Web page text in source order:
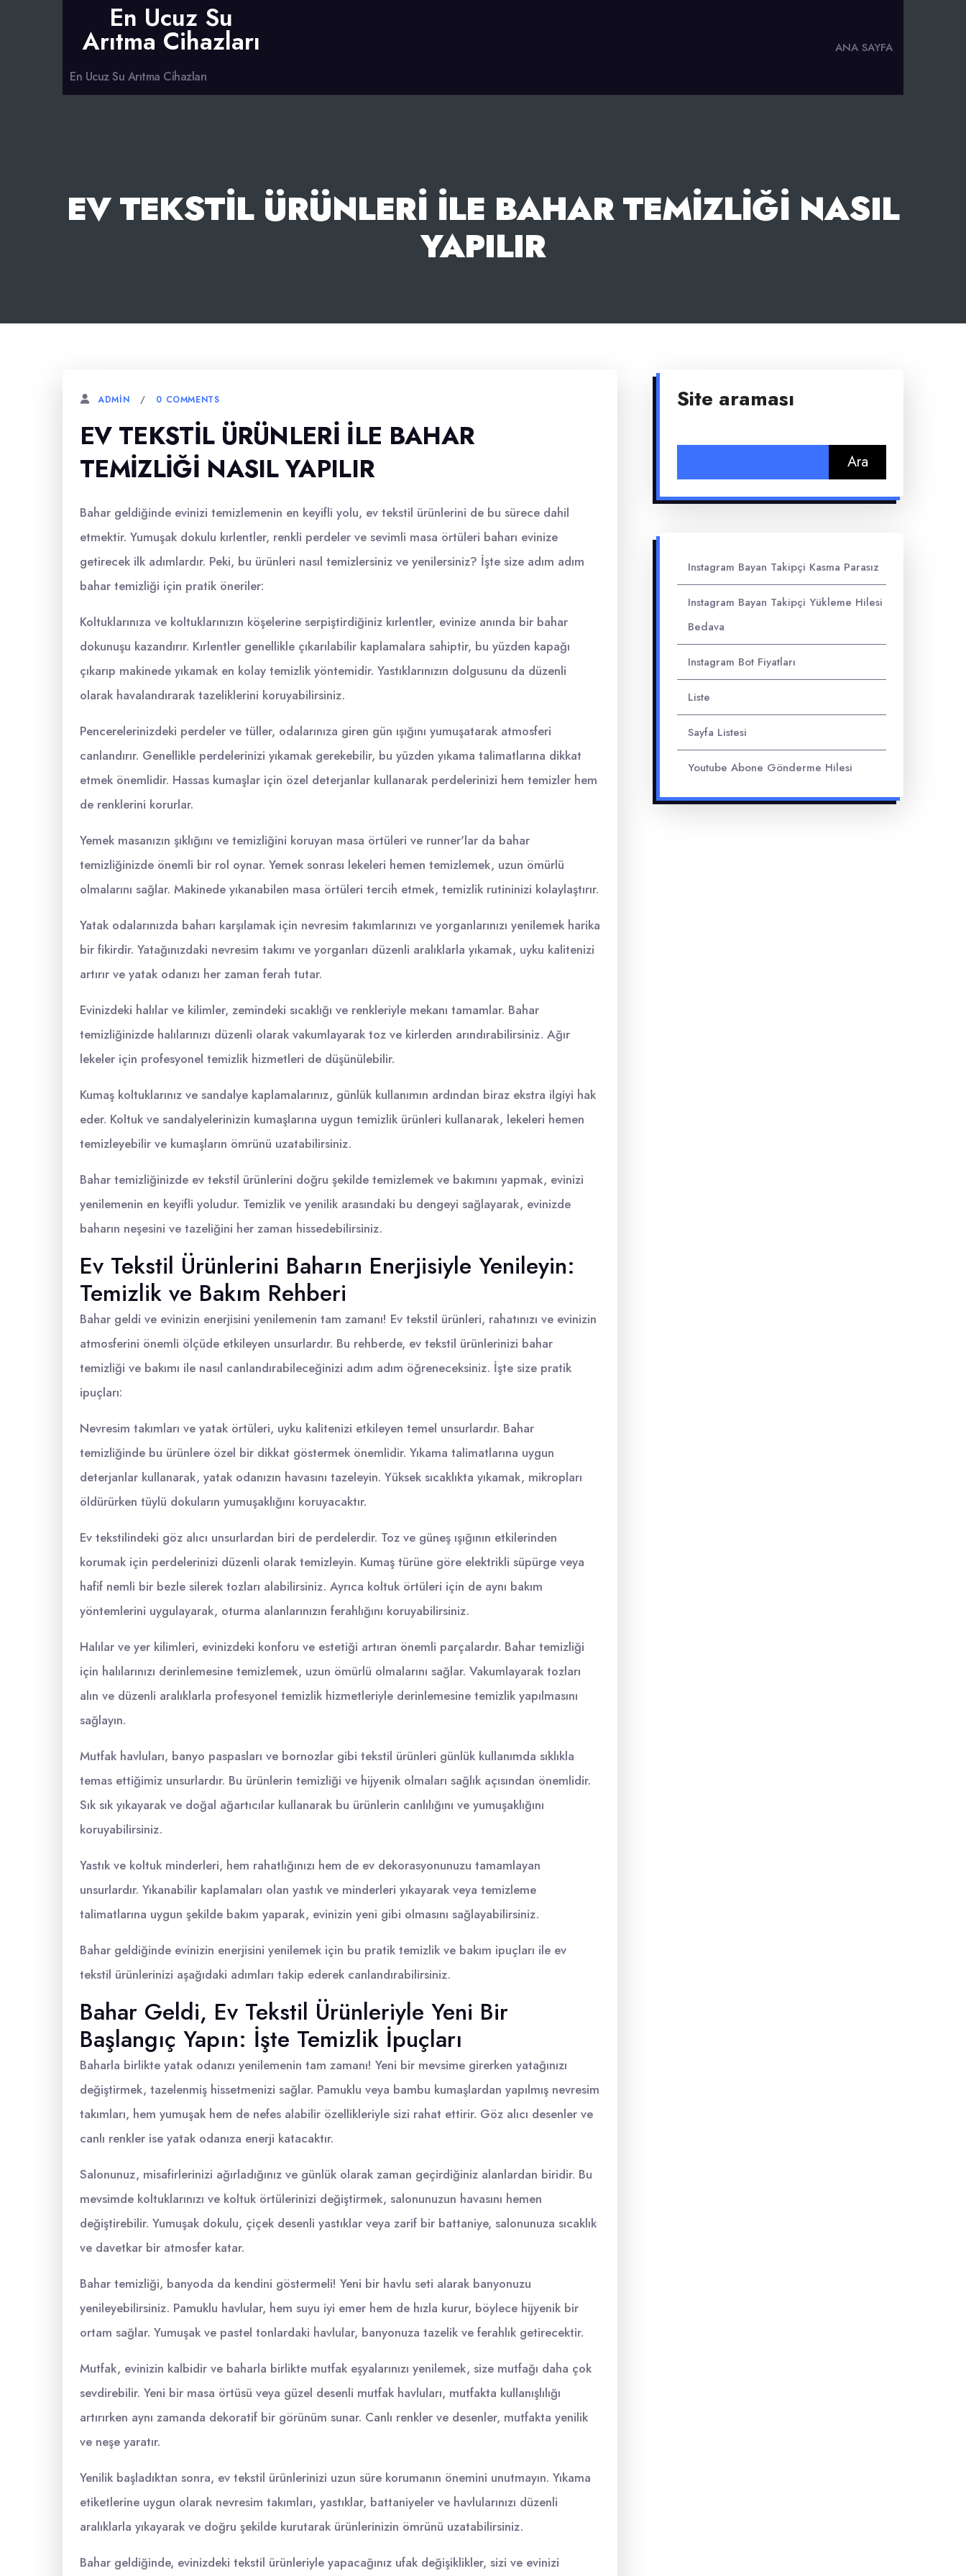
En Ucuz Su
Arıtma Cihazları
En Ucuz Su Arıtma Cihazları
ANA SAYFA
EV TEKSTIL ÜRÜNLERI ILE BAHAR TEMIZLIĞI NASIL
YAPILIR
ADMIN 0 COMMENTS
EV TEKSTIL ÜRÜNLERI ILE BAHAR
TEMIZLIĞI NASIL YAPILIR
Bahar geldiğinde evinizi temizlemenin en keyifli yolu, ev tekstil ürünlerini de bu sürece dahil
etmektir. Yumuşak dokulu kırlentler, renkli perdeler ve sevimli masa örtüleri baharı evinize
getirecek ilk adımlardır. Peki, bu ürünleri nasıl temizlersiniz ve yenilersiniz? İşte size adım adım
bahar temizliği için pratik öneriler:
Koltuklarınıza ve koltuklarınızın köşelerine serpiştirdiğiniz kırlentler, evinize anında bir bahar
dokunuşu kazandırır. Kırlentler genellikle çıkarılabilir kaplamalara sahiptir, bu yüzden kapağı
çıkarıp makinede yıkamak en kolay temizlik yöntemidir. Yastıklarınızın dolgusunu da düzenli
olarak havalandırarak tazeliklerini koruyabilirsiniz.
Pencerelerinizdeki perdeler ve tüller, odalarınıza giren gün ışığını yumuşatarak atmosferi
canlandırır. Genellikle perdelerinizi yıkamak gerekebilir, bu yüzden yıkama talimatlarına dikkat
etmek önemlidir. Hassas kumaşlar için özel deterjanlar kullanarak perdelerinizi hem temizler hem
de renklerini korurlar.
Yemek masanızın şıklığını ve temizliğini koruyan masa örtüleri ve runner'lar da bahar
temizliğinizde önemli bir rol oynar. Yemek sonrası lekeleri hemen temizlemek, uzun ömürlü
olmalarını sağlar. Makinede yıkanabilen masa örtüleri tercih etmek, temizlik rutininizi kolaylaştırır.
Yatak odalarınızda baharı karşılamak için nevresim takımlarınızı ve yorganlarınızı yenilemek harika
bir fikirdir. Yatağınızdaki nevresim takımı ve yorganları düzenli aralıklarla yıkamak, uyku kalitenizi
artırır ve yatak odanızı her zaman ferah tutar.
Evinizdeki halılar ve kilimler, zemindeki sıcaklığı ve renkleriyle mekanı tamamlar. Bahar
temizliğinizde halılarınızı düzenli olarak vakumlayarak toz ve kirlerden arındırabilirsiniz. Ağır
lekeler için profesyonel temizlik hizmetleri de düşünülebilir.
Kumaş koltuklarınız ve sandalye kaplamalarınız, günlük kullanımın ardından biraz ekstra ilgiyi hak
eder. Koltuk ve sandalyelerinizin kumaşlarına uygun temizlik ürünleri kullanarak, lekeleri hemen
temizleyebilir ve kumaşların ömrünü uzatabilirsiniz.
Bahar temizliğinizde ev tekstil ürünlerini doğru şekilde temizlemek ve bakımını yapmak, evinizi
yenilemenin en keyifli yoludur. Temizlik ve yenilik arasındaki bu dengeyi sağlayarak, evinizde
baharın neşesini ve tazeliğini her zaman hissedebilirsiniz.
Ev Tekstil Ürünlerini Baharın Enerjisiyle Yenileyin:
Temizlik ve Bakım Rehberi
Bahar geldi ve evinizin enerjisini yenilemenin tam zamanı! Ev tekstil ürünleri, rahatınızı ve evinizin
atmosferini önemli ölçüde etkileyen unsurlardır. Bu rehberde, ev tekstil ürünlerinizi bahar
temizliği ve bakımı ile nasıl canlandırabileceğinizi adım adım öğreneceksiniz. İşte size pratik
ipuçları:
Nevresim takımları ve yatak örtüleri, uyku kalitenizi etkileyen temel unsurlardır. Bahar
temizliğinde bu ürünlere özel bir dikkat göstermek önemlidir. Yıkama talimatlarına uygun
deterjanlar kullanarak, yatak odanızın havasını tazeleyin. Yüksek sıcaklıkta yıkamak, mikropları
öldürürken tüylü dokuların yumuşaklığını koruyacaktır.
Ev tekstilindeki göz alıcı unsurlardan biri de perdelerdir. Toz ve güneş ışığının etkilerinden
korumak için perdelerinizi düzenli olarak temizleyin. Kumaş türüne göre elektrikli süpürge veya
hafif nemli bir bezle silerek tozları alabilirsiniz. Ayrıca koltuk örtüleri için de aynı bakım
yöntemlerini uygulayarak, oturma alanlarınızın ferahlığını koruyabilirsiniz.
Halılar ve yer kilimleri, evinizdeki konforu ve estetiği artıran önemli parçalardır. Bahar temizliği
için halılarınızı derinlemesine temizlemek, uzun ömürlü olmalarını sağlar. Vakumlayarak tozları
alın ve düzenli aralıklarla profesyonel temizlik hizmetleriyle derinlemesine temizlik yapılmasını
sağlayın.
Mutfak havluları, banyo paspasları ve bornozlar gibi tekstil ürünleri günlük kullanımda sıklıkla
temas ettiğimiz unsurlardır. Bu ürünlerin temizliği ve hijyenik olmaları sağlık açısından önemlidir.
Sık sık yıkayarak ve doğal ağartıcılar kullanarak bu ürünlerin canlılığını ve yumuşaklığını
koruyabilirsiniz.
Yastık ve koltuk minderleri, hem rahatlığınızı hem de ev dekorasyonunuzu tamamlayan
unsurlardır. Yıkanabilir kaplamaları olan yastık ve minderleri yıkayarak veya temizleme
talimatlarına uygun şekilde bakım yaparak, evinizin yeni gibi olmasını sağlayabilirsiniz.
Bahar geldiğinde evinizin enerjisini yenilemek için bu pratik temizlik ve bakım ipuçları ile ev
tekstil ürünlerinizi aşağıdaki adımları takip ederek canlandırabilirsiniz.
Bahar Geldi, Ev Tekstil Ürünleriyle Yeni Bir
Başlangıç Yapın: İşte Temizlik İpuçları
Baharla birlikte yatak odanızı yenilemenin tam zamanı! Yeni bir mevsime girerken yatağınızı
değiştirmek, tazelenmiş hissetmenizi sağlar. Pamuklu veya bambu kumaşlardan yapılmış nevresim
takımları, hem yumuşak hem de nefes alabilir özellikleriyle sizi rahat ettirir. Göz alıcı desenler ve
canlı renkler ise yatak odanıza enerji katacaktır.
Salonunuz, misafirlerinizi ağırladığınız ve günlük olarak zaman geçirdiğiniz alanlardan biridir. Bu
mevsimde koltuklarınızı ve koltuk örtülerinizi değiştirmek, salonunuzun havasını hemen
değiştirebilir. Yumuşak dokulu, çiçek desenli yastıklar veya zarif bir battaniye, salonunuza sıcaklık
ve davetkar bir atmosfer katar.
Bahar temizliği, banyoda da kendini göstermeli! Yeni bir havlu seti alarak banyonuzu
yenileyebilirsiniz. Pamuklu havlular, hem suyu iyi emer hem de hızla kurur, böylece hijyenik bir
ortam sağlar. Yumuşak ve pastel tonlardaki havlular, banyonuza tazelik ve ferahlık getirecektir.
Mutfak, evinizin kalbidir ve baharla birlikte mutfak eşyalarınızı yenilemek, size mutfağı daha çok
sevdirebilir. Yeni bir masa örtüsü veya güzel desenli mutfak havluları, mutfakta kullanışlılığı
artırırken aynı zamanda dekoratif bir görünüm sunar. Canlı renkler ve desenler, mutfakta yenilik
ve neşe yaratır.
Yenilik başladıktan sonra, ev tekstil ürünlerinizi uzun süre korumanın önemini unutmayın. Yıkama
etiketlerine uygun olarak nevresim takımları, yastıklar, battaniyeler ve havlularınızı düzenli
aralıklarla yıkayarak ve doğru şekilde kurutarak ürünlerinizin ömrünü uzatabilirsiniz.
Bahar geldiğinde, evinizdeki tekstil ürünleriyle yapacağınız ufak değişiklikler, sizi ve evinizi
Site araması
Instagram Bayan Takipçi Kasma Parasız
Instagram Bayan Takipçi Yükleme Hilesi
Bedava
Instagram Bot Fiyatları
Liste
Sayfa Listesi
Youtube Abone Gönderme Hilesi